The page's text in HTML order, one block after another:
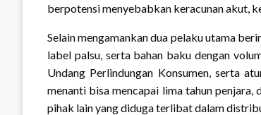
berpotensi menyebabkan keracunan akut,
Selain mengamankan dua pelaku utama
label palsu, serta bahan baku dengan
Undang Perlindungan Konsumen, serta
menanti bisa mencapai lima tahun
pihak lain yang diduga terlibat dalam